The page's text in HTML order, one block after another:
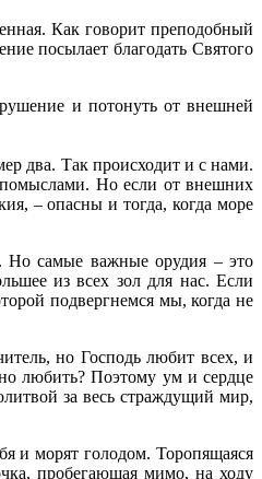
Как говорит преподобный
посылает благодать Святого
и потонуть от внешней
два. Так происходит и с нами.
Но если от внешних
– опасны и тогда, когда море
Но самые важные орудия – это
из всех зол для нас. Если
подвергнемся мы, когда не
но Господь любит всех, и
любить? Поэтому ум и сердце
за весь страждущий мир,
и морят голодом. Торопящаяся
пробегающая мимо, на ходу